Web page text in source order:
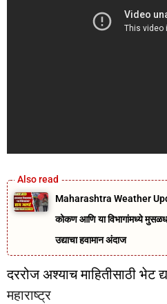
Maharashtra Weather
कोकण आणि या विभागांमध्ये
उद्याचा हवामान अंदाज
दररोज अश्याच माहितीसाठी भेट
महाराष्ट्र